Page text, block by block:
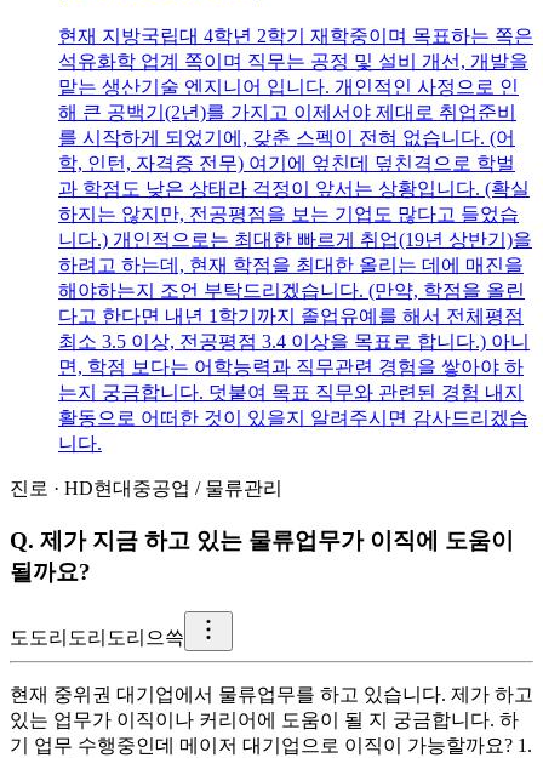
현재 지방국립대 4학년 2학기 재학중이며 목표하는 쪽은
석유화학 업계 쪽이며 직무는 공정 및 설비 개선, 개발을
맡는 생산기술 엔지니어 입니다. 개인적인 사정으로 인
해 큰 공백기(2년)를 가지고 이제서야 제대로 취업준비
를 시작하게 되었기에, 갖춘 스펙이 전혀 없습니다. (어
학, 인턴, 자격증 전무) 여기에 엎친데 덮친격으로 학벌
과 학점도 낮은 상태라 걱정이 앞서는 상황입니다. (확실
하지는 않지만, 전공평점을 보는 기업도 많다고 들었습
니다.) 개인적으로는 최대한 빠르게 취업(19년 상반기)을
하려고 하는데, 현재 학점을 최대한 올리는 데에 매진을
해야하는지 조언 부탁드리겠습니다. (만약, 학점을 올린
다고 한다면 내년 1학기까지 졸업유예를 해서 전체평점
최소 3.5 이상, 전공평점 3.4 이상을 목표로 합니다.) 아니
면, 학점 보다는 어학능력과 직무관련 경험을 쌓아야 하
는지 궁금합니다. 덧붙여 목표 직무와 관련된 경험 내지
활동으로 어떠한 것이 있을지 알려주시면 감사드리겠습
니다.
진로 · HD현대중공업 / 물류관리
Q. 제가 지금 하고 있는 물류업무가 이직에 도움이
될까요?
도 도리도리도리으쓱
현재 중위권 대기업에서 물류업무를 하고 있습니다. 제가 하고
있는 업무가 이직이나 커리어에 도움이 될 지 궁금합니다. 하
기 업무 수행중인데 메이저 대기업으로 이직이 가능할까요? 1.